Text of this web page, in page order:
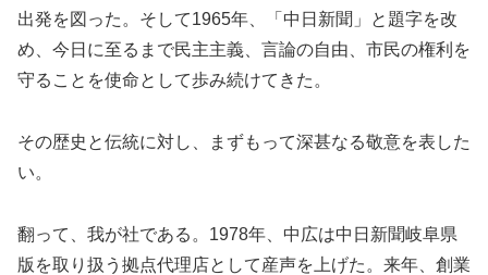
出発を図った。そして1965年、「中日新聞」と題字を改
め、今日に至るまで民主主義、言論の自由、市民の権利を
守ることを使命として歩み続けてきた。
その歴史と伝統に対し、まずもって深甚なる敬意を表した
い。
翻って、我が社である。1978年、中広は中日新聞岐阜県
版を取り扱う拠点代理店として産声を上げた。来年、創業